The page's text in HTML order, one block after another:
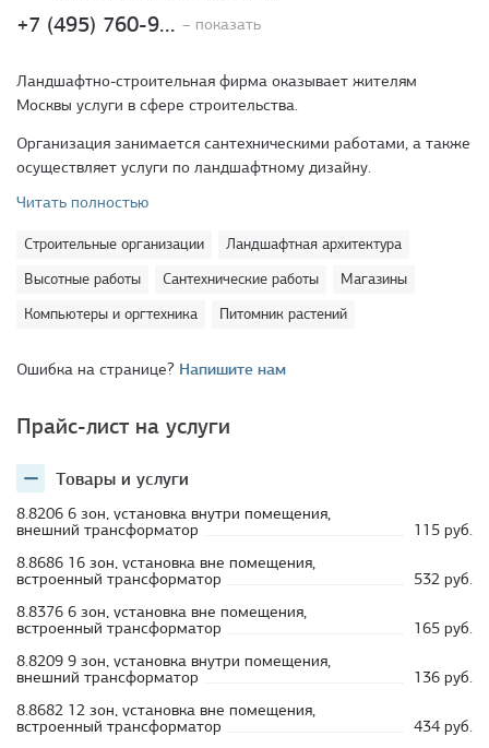
+7 (495) 760-9... – показать
Ландшафтно-строительная фирма оказывает жителям
Москвы услуги в сфере строительства.
Организация занимается сантехническими работами, а также
осуществляет услуги по ландшафтному дизайну.
Читать полностью
Строительные организации
Ландшафтная архитектура
Высотные работы
Сантехнические работы
Магазины
Компьютеры и оргтехника
Питомник растений
Ошибка на странице? Напишите нам
Прайс-лист на услуги
Товары и услуги
8.8206 6 зон, установка внутри помещения,
внешний трансформатор
115 руб.
8.8686 16 зон, установка вне помещения,
встроенный трансформатор
532 руб.
8.8376 6 зон, установка вне помещения,
встроенный трансформатор
165 руб.
8.8209 9 зон, установка внутри помещения,
внешний трансформатор
136 руб.
8.8682 12 зон, установка вне помещения,
встроенный трансформатор
434 руб.